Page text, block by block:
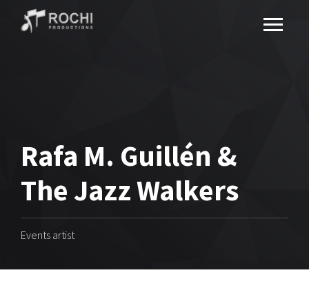
Rafa M. Guillén &
The Jazz Walkers
Events artist